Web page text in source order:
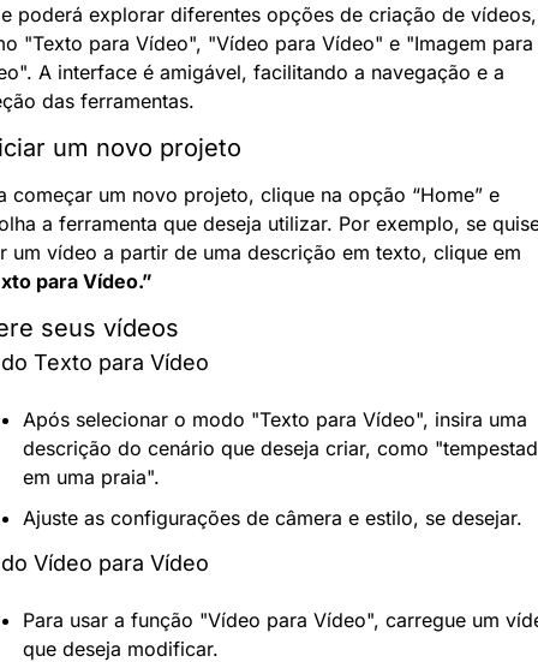
poderá explorar diferentes opções de criação de vídeos,
"Texto para Vídeo", "Vídeo para Vídeo" e "Imagem para
A interface é amigável, facilitando a navegação e a
das ferramentas.
um novo projeto
começar um novo projeto, clique na opção “Home” e
a ferramenta que deseja utilizar. Por exemplo, se
para Vídeo.”
seus vídeos
Texto para Vídeo
Após selecionar o modo "Texto para Vídeo", insira uma
descrição do cenário que deseja criar, como
em uma praia".
Ajuste as configurações de câmera e estilo, se desejar.
Vídeo para Vídeo
Para usar a função "Vídeo para Vídeo", carregue um
que deseja modificar.